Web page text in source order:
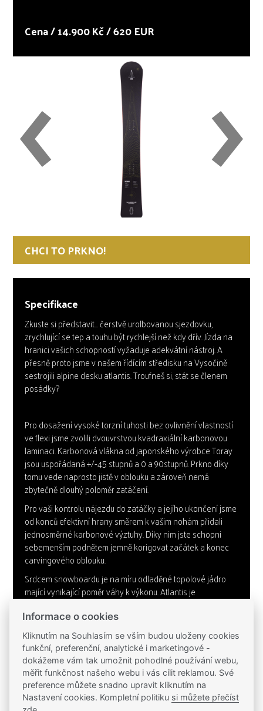
Cena / 14.900 Kč / 620 EUR
CHCI TO PRKNO!
Specifikace
Zkuste si představit... čerstvě urolbovanou sjezdovku,
zrychlující se tep a touhu být rychlejší než kdy dřív. Jízda na
hranici vašich schopností vyžaduje adekvátní nástroj. A
přesně proto jsme v našem řídícím středisku na Vysočině
sestrojili alpine desku atlantis. Troufneš si, stát se členem
posádky?
Pro dosažení vysoké torzní tuhosti bez ovlivnění vlastností
ve flexi jsme zvolili dvouvrstvou kvadraxiální karbonovou
laminaci. Karbonová vlákna od japonského výrobce Toray
jsou uspořádaná +/-45 stupnů a 0 a 90stupnů. Prkno díky
tomu vede naprosto jistě v oblouku a zároveň nemá
zbytečně dlouhý poloměr zatáčení.
Pro vaši kontrolu nájezdu do zatáčky a jejího ukončení jsme
od konců efektivní hrany směrem k vašim nohám přidali
jednosměrné karbonové výztuhy. Díky nim jste schopni
sebemenším podnětem jemně korigovat začátek a konec
carvingového oblouku.
Srdcem snowboardu je na míru odladěné topolové jádro
mající vynikající poměr váhy k výkonu. Atlantis je
adekvátně zvolen, nemusíte mít tedy strach ani na užších a
prudších sjezdovkách. K tomu všemu jsme přidali
nadstandardní množství antivibračních materiálů a vysoce
kvalitní karbonovou skluznici.
Design snowboardu je inspirován raketoplánem Atlantis
evokujícím preciznost, rychlost a odvahu posouvat hranice
lidského poznání. Dalším motivem v rámci grafiky je linková
Informace o cookies
Kliknutím na Souhlasím se vším budou uloženy cookies
funkční, preferenční, analytické i marketingové -
dokážeme vám tak umožnit pohodlné používání webu,
měřit funkčnost našeho webu i vás cílit reklamou. Své
preference můžete snadno upravit kliknutím na
Nastavení cookies. Kompletní politiku si můžete přečíst